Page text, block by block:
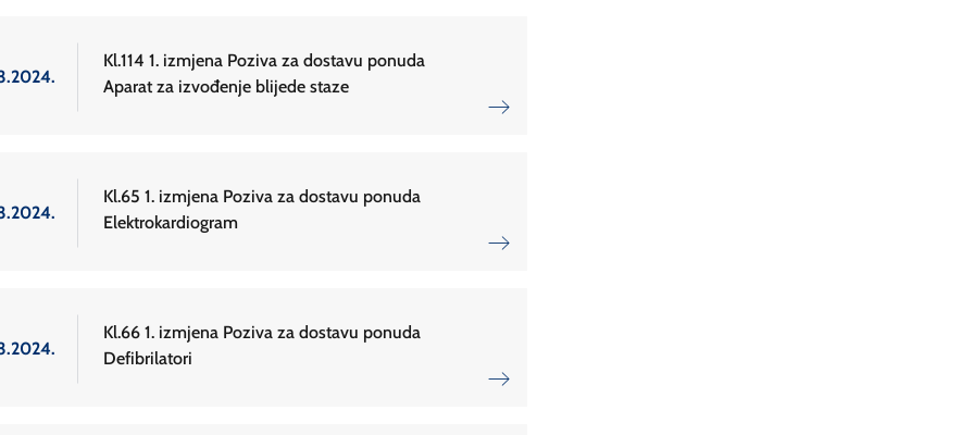
Kl.114 1. izmjena Poziva za dostavu ponuda
Aparat za izvođenje blijede staze
Kl.65 1. izmjena Poziva za dostavu ponuda
Elektrokardiogram
Kl.66 1. izmjena Poziva za dostavu ponuda
Defibrilatori